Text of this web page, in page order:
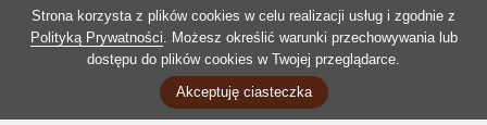
Strona korzysta z plików cookies w celu realizacji usług i zgodnie z
Polityką Prywatności. Możesz określić warunki przechowywania lub
dostępu do plików cookies w Twojej przeglądarce.
Akceptuję ciasteczka